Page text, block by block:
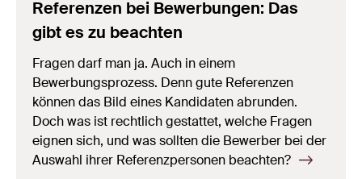
Referenzen bei Bewerbungen: Das
gibt es zu beachten
Fragen darf man ja. Auch in einem
Bewerbungsprozess. Denn gute Referenzen
können das Bild eines Kandidaten abrunden.
Doch was ist rechtlich gestattet, welche Fragen
eignen sich, und was sollten die Bewerber bei der
Auswahl ihrer Referenzpersonen beachten?